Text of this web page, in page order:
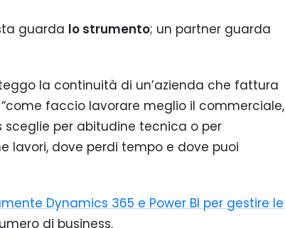
guarda lo strumento; un partner guarda
la continuità di un’azienda che fattura
faccio lavorare meglio il commerciale,
sceglie per abitudine tecnica o per
lavori, dove perdi tempo e dove puoi
Dynamics 365 e Power BI per gestire le
di business.